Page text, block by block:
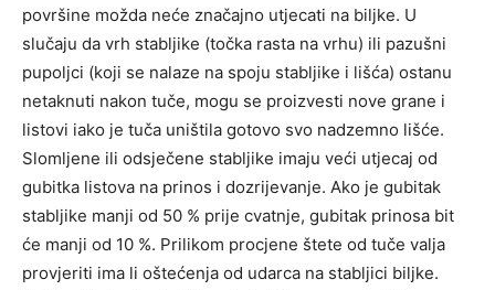
površine možda neće značajno utjecati na biljke. U
slučaju da vrh stabljike (točka rasta na vrhu) ili pazušni
pupoljci (koji se nalaze na spoju stabljike i lišća) ostanu
netaknuti nakon tuče, mogu se proizvesti nove grane i
listovi iako je tuča uništila gotovo svo nadzemno lišće.
Slomljene ili odsječene stabljike imaju veći utjecaj od
gubitka listova na prinos i dozrijevanje. Ako je gubitak
stabljike manji od 50 % prije cvatnje, gubitak prinosa bit
će manji od 10 %. Prilikom procjene štete od tuče valja
provjeriti ima li oštećenja od udarca na stabljici biljke.